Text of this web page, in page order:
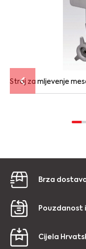
Stroj za mljevenje
Brza
Pouzdanost
Cijela